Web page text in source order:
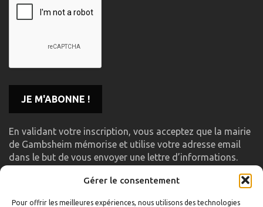
Gérer le consentement
Pour offrir les meilleures expériences, nous utilisons des technologies
En validant votre inscription, vous acceptez que la mairie
de Gambsheim mémorise et utilise votre adresse email
dans le but de vous envoyer une lettre d’informations.
LIENS UTILES